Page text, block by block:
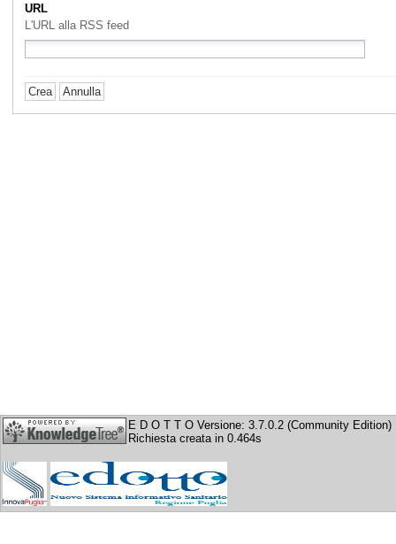
URL
L'URL alla RSS feed
E D O T T O Versione: 3.7.0.2 (Community Edition)
Richiesta creata in 0.464s